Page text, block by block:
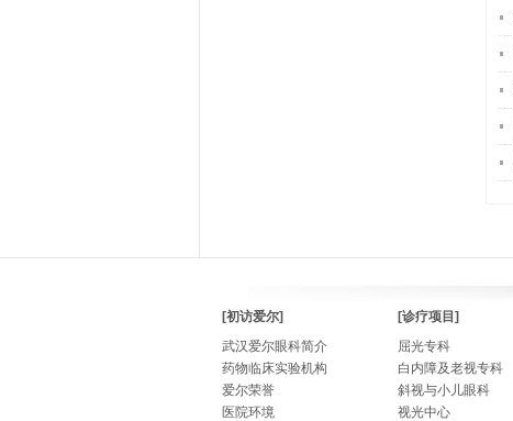
[初访爱尔]
武汉爱尔眼科简介
药物临床实验机构
爱尔荣誉
医院环境
[诊疗项目]
屈光专科
白内障及老视专科
斜视与小儿眼科
视光中心